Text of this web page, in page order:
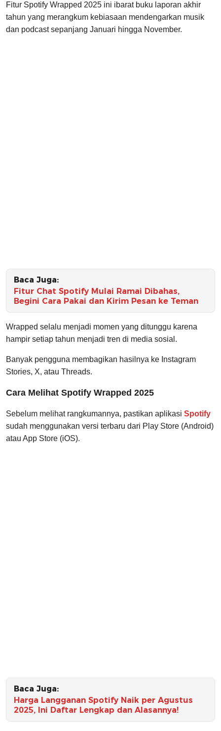
Fitur Spotify Wrapped 2025 ini ibarat buku laporan akhir
tahun yang merangkum kebiasaan mendengarkan musik
dan podcast sepanjang Januari hingga November.
Baca Juga:
Fitur Chat Spotify Mulai Ramai Dibahas,
Begini Cara Pakai dan Kirim Pesan ke Teman
Wrapped selalu menjadi momen yang ditunggu karena
hampir setiap tahun menjadi tren di media sosial.
Banyak pengguna membagikan hasilnya ke Instagram
Stories, X, atau Threads.
Cara Melihat Spotify Wrapped 2025
Sebelum melihat rangkumannya, pastikan aplikasi Spotify
sudah menggunakan versi terbaru dari Play Store (Android)
atau App Store (iOS).
Baca Juga:
Harga Langganan Spotify Naik per Agustus
2025, Ini Daftar Lengkap dan Alasannya!